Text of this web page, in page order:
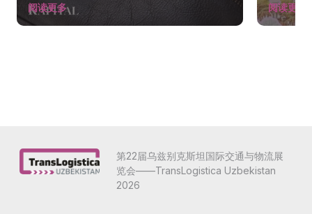
阅读更多 阅读更多
第22届乌兹别克斯坦国际交通与物流展
览会——TransLogistica Uzbekistan
2026